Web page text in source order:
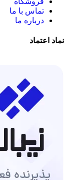
تماس با ما
درباره ما
نماد اعتماد